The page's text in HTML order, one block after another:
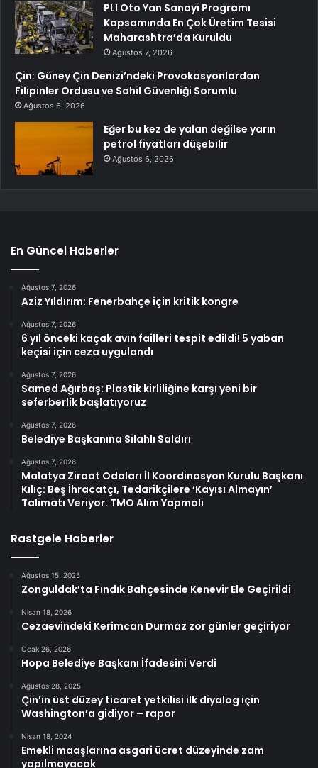
PLI Oto Yan Sanayi Programı
Kapsamında En Çok Üretim Tesisi
Maharashtra’da Kuruldu
Ağustos 7, 2026
Çin: Güney Çin Denizi’ndeki Provokasyonlardan
Filipinler Ordusu ve Sahil Güvenliği Sorumlu
Ağustos 6, 2026
Eğer bu kez de yalan değilse yarın
petrol fiyatları düşebilir
Ağustos 6, 2026
En Güncel Haberler
Ağustos 7, 2026
Aziz Yıldırım: Fenerbahçe için kritik kongre
Ağustos 7, 2026
6 yıl önceki kaçak avın failleri tespit edildi! 5 yaban
keçisi için ceza uygulandı
Ağustos 7, 2026
Samed Ağırbaş: Plastik kirliliğine karşı yeni bir
seferberlik başlatıyoruz
Ağustos 7, 2026
Belediye Başkanına Silahlı Saldırı
Ağustos 7, 2026
Malatya Ziraat Odaları İl Koordinasyon Kurulu Başkanı
Kılıç: Beş İhracatçı, Tedarikçilere ‘Kayısı Almayın’
Talimatı Veriyor. TMO Alım Yapmalı
Rastgele Haberler
Ağustos 15, 2025
Zonguldak’ta Fındık Bahçesinde Kenevir Ele Geçirildi
Nisan 18, 2026
Cezaevindeki Kerimcan Durmaz zor günler geçiriyor
Ocak 26, 2026
Hopa Belediye Başkanı İfadesini Verdi
Ağustos 28, 2025
Çin’in üst düzey ticaret yetkilisi ilk diyalog için
Washington’a gidiyor – rapor
Nisan 18, 2024
Emekli maaşlarına asgari ücret düzeyinde zam
yapılmayacak